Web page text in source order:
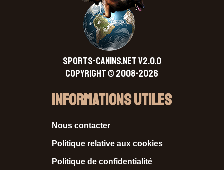
SPORTS-CANINS.NET V2.0.0
Copyright © 2008-2026
Informations Utiles
Nous contacter
Politique relative aux cookies
Politique de confidentialité